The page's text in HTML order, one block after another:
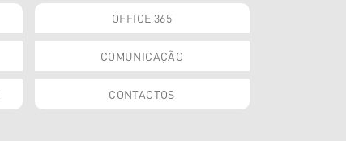
OFFICE 365
COMUNICAÇÃO
CONTACTOS